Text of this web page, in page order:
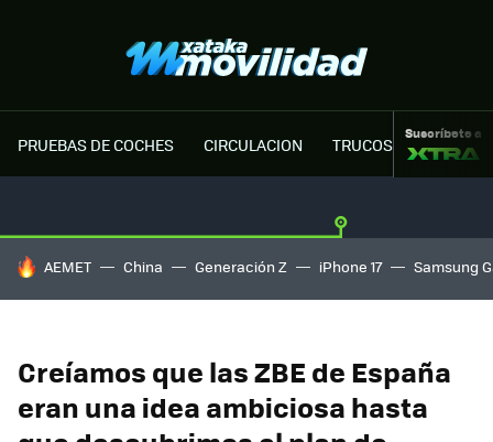
PRUEBAS DE COCHES CIRCULACION TRUCOS MOTOR
Suscríbete a
HOY SE HABLA DE
AEMET China Generación Z iPhone 17 Samsung
Creíamos que las ZBE de España
eran una idea ambiciosa hasta